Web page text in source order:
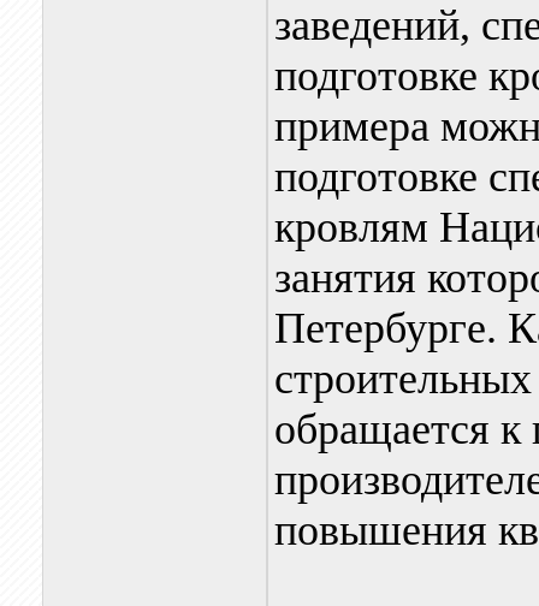
заведений,
подготовке
примера
подготовке
кровлям
занятия
Петербурге.
обращается к
повышения